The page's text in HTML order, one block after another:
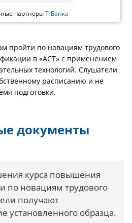
партнерыТ-Банка
пройти по новациям трудового
в «АСТ» с применением
технологий. Слушатели
расписанию и не
подготовки.
документы
курса повышения
по новациям трудового
получают
установленного образца.